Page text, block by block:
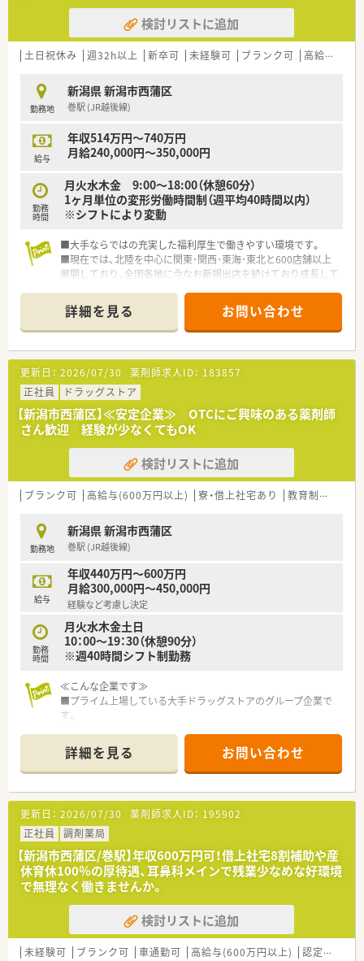
検討リストに追加
土日祝休み 週32h以上 新卒可 未経験可 ブランク可 高給与(600万円以上)
勤務地
新潟県 新潟市西蒲区
巻駅 (JR越後線)
給与
年収514万円～740万円
月給240,000円～350,000円
勤務
時間
月火水木金 9:00～18:00（休憩60分）
1ヶ月単位の変形労働時間制（週平均40時間以内）
※シフトにより変動
■大手ならではの充実した福利厚生で働きやすい環境です。
■現在では、北陸を中心に関東･関西･東海･東北と600店舗以上
展開しており、全国各地に今なお新規出店を続けており成長して
■社員割引制度もあり、生鮮食品も充実をしている為、お買い物
をして帰ることが出来ます。
詳細を見る お問い合わせ
更新日： 2026/07/30 薬剤師求人ID： 183857
正社員
ドラッグストア
【新潟市西蒲区】≪安定企業≫ OTCにご興味のある薬剤師
さん歓迎 経験が少なくてもOK
検討リストに追加
ブランク可 高給与(600万円以上) 寮・借上社宅あり 教育制度あり
勤務地
新潟県 新潟市西蒲区
巻駅 (JR越後線)
給与
年収440万円～600万円
月給300,000円～450,000円
経験など考慮し決定
勤務
時間
月火水木金土日
10：00～19：30（休憩90分）
※週40時間シフト制勤務
≪こんな企業です≫
■プライム上場している大手ドラッグストアのグループ企業で
す。
■新潟県と福島県にて64店舗展開しています。
≪働く環境について≫
■メインの業務はOTC販売です。患者様からの相談やカウンセ
リングを行い商品提案を行います。
■レジ業務は専門の方にお任せして、OTC販売や医薬品補充、売
り場作りに専念出来ます。
■勤務時間は10：00～19：30（休憩90分）で朝はゆっくり出勤出
来ます。
■休みはシフトにより週休2日で年間休日110日あります。
■残業は月3時間程度でほぼ定時で帰ることが出来ます。
≪こんな方におすすめ≫
■安定した企業で長期就業したい方
■OTC専門薬剤師として働きたい方
詳細を見る お問い合わせ
更新日： 2026/07/30 薬剤師求人ID： 195902
正社員
調剤薬局
【新潟市西蒲区/巻駅】年収600万円可！借上社宅8割補助や産
休育休100％の厚待遇、耳鼻科メインで残業少なめな好環境
で無理なく働きませんか。
検討リストに追加
未経験可 ブランク可 車通勤可 高給与(600万円以上) 認定薬剤師取得支援あり